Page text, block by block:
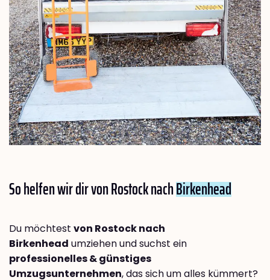
So helfen wir dir von Rostock nachBirkenhead
Du möchtest von Rostock nach
Birkenhead umziehen und suchst ein
professionelles & günstiges
Umzugsunternehmen, das sich um alles kümmert?